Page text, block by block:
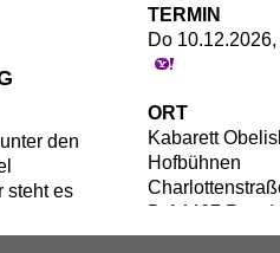
werden
Sie über
Tag sieht
Gibt es
Thatersaal
D-14467
den
steht es
es
TERMIN
Do 10.12.2026,
ORT
Kabarett
Hofbühnen
D-14467